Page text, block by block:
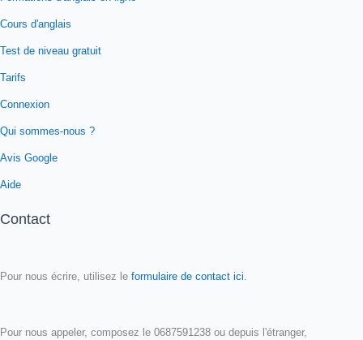
Cours d'anglais
Test de niveau gratuit
Tarifs
Connexion
Qui sommes-nous ?
Avis Google
Aide
Contact
Pour nous écrire, utilisez le formulaire de contact ici
Pour nous appeler, composez le 0687591238 ou depuis l'étranger,